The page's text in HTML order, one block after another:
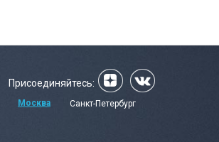
Присоединяйтесь:
Москва Санкт-Петербург